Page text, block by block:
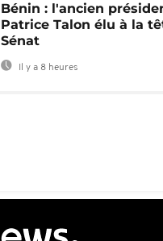
Bénin : l'ancien
Patrice Talon élu à la
Sénat
Il y a 8 heures